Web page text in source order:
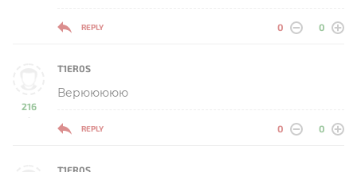
REPLY 0 0
216
-
T1ER0S
Верююююю
REPLY 0 0
T1ER0S